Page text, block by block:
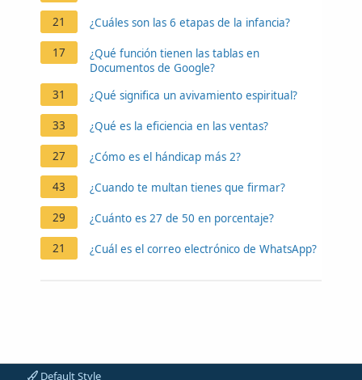
21 ¿Cuáles son las 6 etapas de la infancia?
17
¿Qué función tienen las tablas en
Documentos de Google?
31
¿Qué significa un avivamiento espiritual?
33 ¿Qué es la eficiencia en las ventas?
27 ¿Cómo es el hándicap más 2?
43 ¿Cuando te multan tienes que firmar?
29 ¿Cuánto es 27 de 50 en porcentaje?
21 ¿Cuál es el correo electrónico de WhatsApp?
Default Style